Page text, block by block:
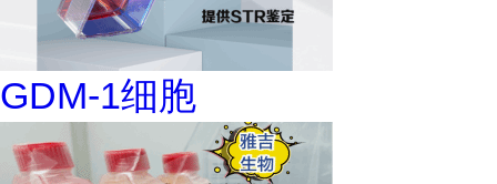
GDM-1细胞